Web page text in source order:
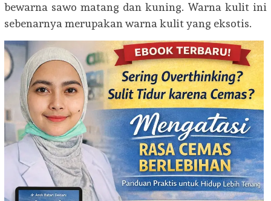
bewarna sawo matang dan kuning. Warna kulit ini
sebenarnya merupakan warna kulit yang eksotis.